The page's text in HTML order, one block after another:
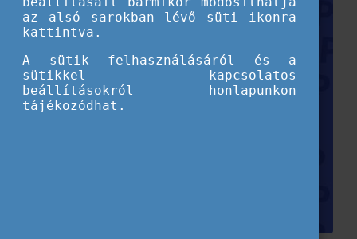
az alsó sarokban lévő süti ikonra
kattintva.
A sütik felhasználásáról és a
sütikkel kapcsolatos
beállításokról honlapunkon
tájékozódhat.